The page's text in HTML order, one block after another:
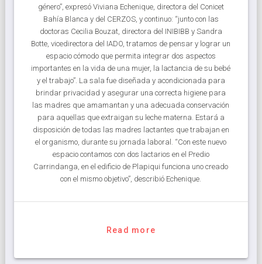
género”, expresó Viviana Echenique, directora del Conicet
Bahía Blanca y del CERZOS, y continuo: “junto con las
doctoras Cecilia Bouzat, directora del INIBIBB y Sandra
Botte, vicedirectora del IADO, tratamos de pensar y lograr un
espacio cómodo que permita integrar dos aspectos
importantes en la vida de una mujer, la lactancia de su bebé
y el trabajo”. La sala fue diseñada y acondicionada para
brindar privacidad y asegurar una correcta higiene para
las madres que amamantan y una adecuada conservación
para aquellas que extraigan su leche materna. Estará a
disposición de todas las madres lactantes que trabajan en
el organismo, durante su jornada laboral. “Con este nuevo
espacio contamos con dos lactarios en el Predio
Carrindanga, en el edificio de Plapiqui funciona uno creado
con el mismo objetivo”, describió Echenique.
Read more